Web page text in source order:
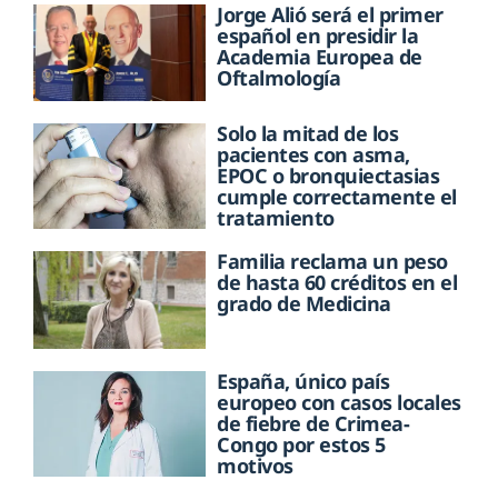
Jorge Alió será el primer
español en presidir la
Academia Europea de
Oftalmología
Solo la mitad de los
pacientes con asma,
EPOC o bronquiectasias
cumple correctamente el
tratamiento
Familia reclama un peso
de hasta 60 créditos en el
grado de Medicina
España, único país
europeo con casos locales
de fiebre de Crimea-
Congo por estos 5
motivos